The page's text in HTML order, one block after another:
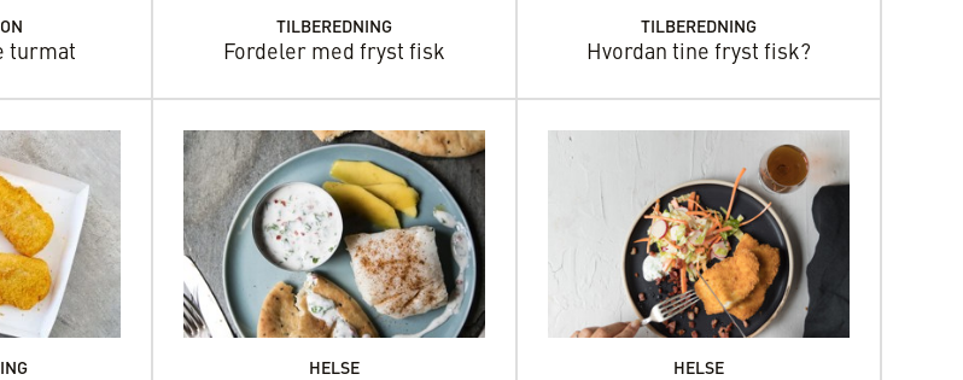
turmat
TILBEREDNING
Fordeler med fryst fisk
TILBEREDNING
Hvordan tine fryst fisk?
HELSE HELSE